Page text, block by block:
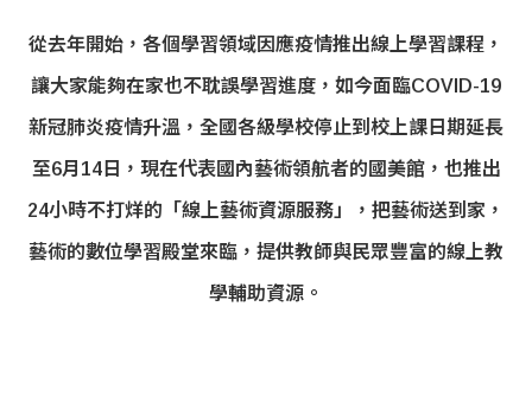
從去年開始，各個學習領域因應疫情推出線上學習課程，
讓大家能夠在家也不耽誤學習進度，如今面臨COVID-19
新冠肺炎疫情升溫，全國各級學校停止到校上課日期延長
至6月14日，現在代表國內藝術領航者的國美館，也推出
24小時不打烊的「線上藝術資源服務」，把藝術送到家，
藝術的數位學習殿堂來臨，提供教師與民眾豐富的線上教
學輔助資源。